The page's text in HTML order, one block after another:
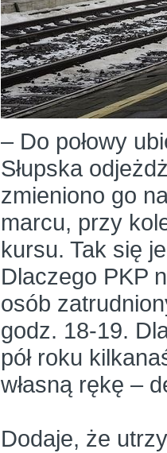
– Do połowy
Słupska
zmieniono go
marcu, przy
kursu. Tak się
Dlaczego PKP
osób
godz. 18-19.
pół roku
własną rękę –
Dodaje, że